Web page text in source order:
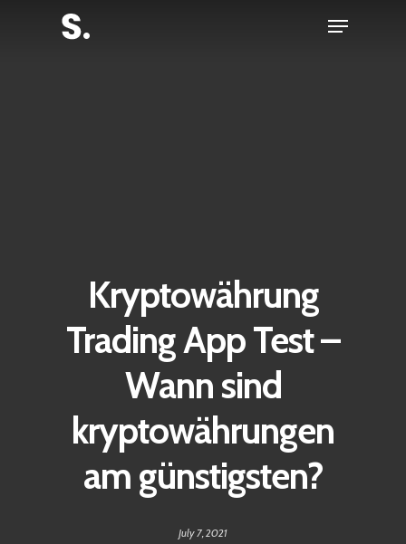
Menu
Kryptowährung
Trading App Test –
Wann sind
kryptowährungen
am günstigsten?
July 7, 2021